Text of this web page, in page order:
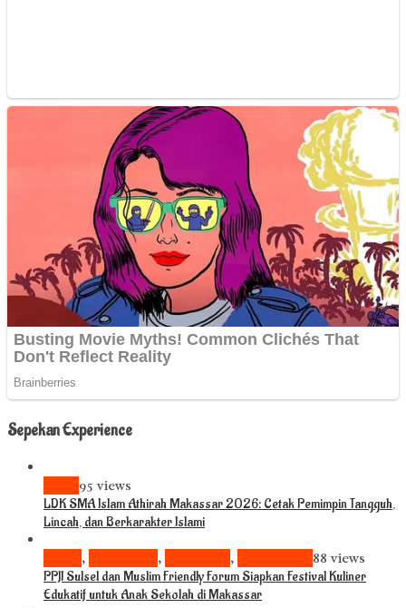
Sepekan Experience
95 views
LDK SMA Islam Athirah Makassar 2026: Cetak Pemimpin Tangguh,
Lincah, dan Berkarakter Islami
, , , 88 views
PPJI Sulsel dan Muslim Friendly Forum Siapkan Festival Kuliner
Edukatif untuk Anak Sekolah di Makassar